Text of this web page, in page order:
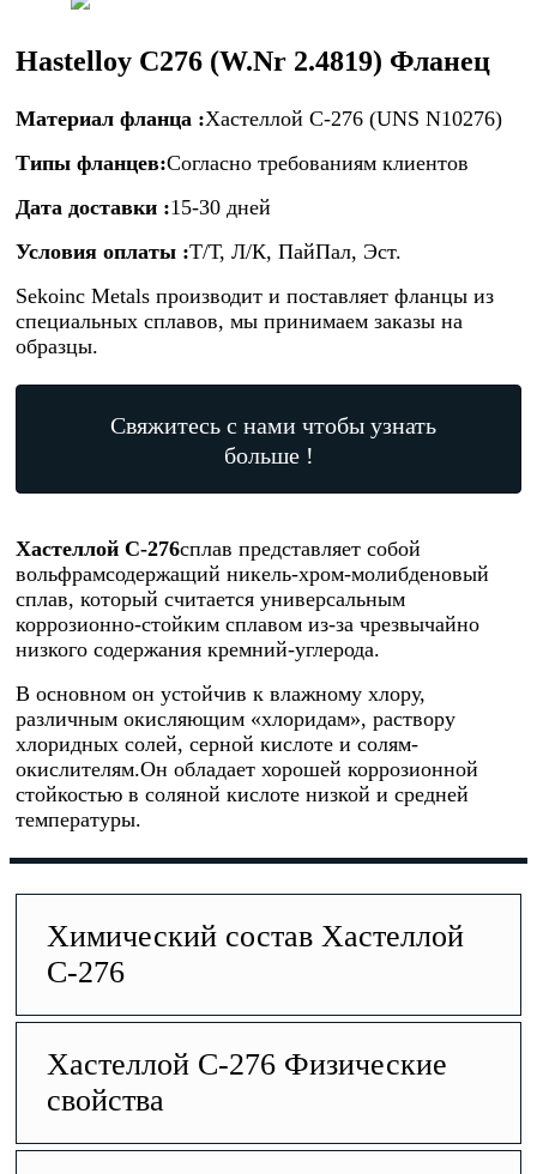
Hastelloy C276 (W.Nr 2.4819) Фланец
Материал фланца :Хастеллой C-276 (UNS N10276)
Типы фланцев:Согласно требованиям клиентов
Дата доставки :15-30 дней
Условия оплаты :Т/Т, Л/К, ПайПал, Эст.
Sekoinc Metals производит и поставляет фланцы из
специальных сплавов, мы принимаем заказы на
образцы.
Свяжитесь с нами чтобы узнать
больше !
Хастеллой C-276сплав представляет собой
вольфрамсодержащий никель-хром-молибденовый
сплав, который считается универсальным
коррозионно-стойким сплавом из-за чрезвычайно
низкого содержания кремний-углерода.
В основном он устойчив к влажному хлору,
различным окисляющим «хлоридам», раствору
хлоридных солей, серной кислоте и солям-
окислителям.Он обладает хорошей коррозионной
стойкостью в соляной кислоте низкой и средней
температуры.
Химический состав Хастеллой
C-276
Хастеллой C-276 Физические
свойства